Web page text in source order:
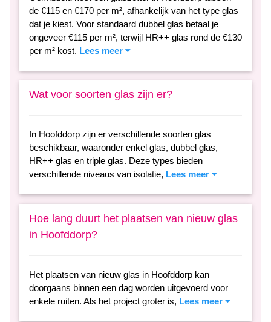
de €115 en €170 per m², afhankelijk van het type glas
dat je kiest. Voor standaard dubbel glas betaal je
ongeveer €115 per m², terwijl HR++ glas rond de €130
per m² kost. Lees meer
Wat voor soorten glas zijn er?
In Hoofddorp zijn er verschillende soorten glas
beschikbaar, waaronder enkel glas, dubbel glas,
HR++ glas en triple glas. Deze types bieden
verschillende niveaus van isolatie, Lees meer
Hoe lang duurt het plaatsen van nieuw glas
in Hoofddorp?
Het plaatsen van nieuw glas in Hoofddorp kan
doorgaans binnen een dag worden uitgevoerd voor
enkele ruiten. Als het project groter is, Lees meer